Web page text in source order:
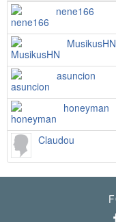
nene166
MusikusHN
asuncion
honeyman
Claudou